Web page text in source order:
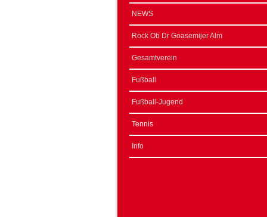
NEWS
Rock Ob Dr Goasemijer Alm
Gesamtverein
Fußball
Fußball-Jugend
Tennis
Info